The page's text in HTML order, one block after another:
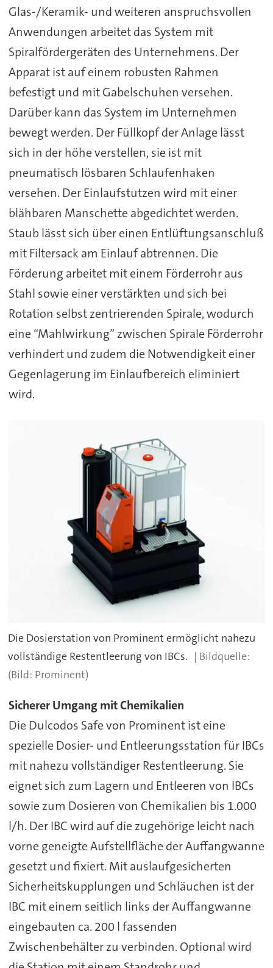
Glas-/Keramik- und weiteren anspruchsvollen
Anwendungen arbeitet das System mit
Spiralfördergeräten des Unternehmens. Der
Apparat ist auf einem robusten Rahmen
befestigt und mit Gabelschuhen versehen.
Darüber kann das System im Unternehmen
bewegt werden. Der Füllkopf der Anlage lässt
sich in der höhe verstellen, sie ist mit
pneumatisch lösbaren Schlaufenhaken
versehen. Der Einlaufstutzen wird mit einer
blähbaren Manschette abgedichtet werden.
Staub lässt sich über einen Entlüftungsanschluß
mit Filtersack am Einlauf abtrennen. Die
Förderung arbeitet mit einem Förderrohr aus
Stahl sowie einer verstärkten und sich bei
Rotation selbst zentrierenden Spirale, wodurch
eine “Mahlwirkung” zwischen Spirale Förderrohr
verhindert und zudem die Notwendigkeit einer
Gegenlagerung im Einlaufbereich eliminiert
wird.
Die Dosierstation von Prominent ermöglicht nahezu
vollständige Restentleerung von IBCs.
(Bild: Prominent)
Sicherer Umgang mit Chemikalien
Die Dulcodos Safe von Prominent ist eine
spezielle Dosier- und Entleerungsstation für IBCs
mit nahezu vollständiger Restentleerung. Sie
eignet sich zum Lagern und Entleeren von IBCs
sowie zum Dosieren von Chemikalien bis 1.000
l/h. Der IBC wird auf die zugehörige leicht nach
vorne geneigte Aufstellfläche der Auffangwanne
gesetzt und fixiert. Mit auslaufgesicherten
Sicherheitskupplungen und Schläuchen ist der
IBC mit einem seitlich links der Auffangwanne
eingebauten ca. 200 l fassenden
Zwischenbehälter zu verbinden. Optional wird